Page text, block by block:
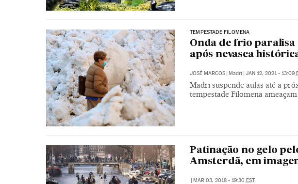
TEMPESTADE FILOMENA
Onda de frio paralisa
após nevasca
JOSÉ MARCOS Madri JAN 12, 2021 - 13:09
Madri suspende aulas até a
tempestade Filomena
Patinação no gelo
Amsterdã, em
| MAR 03, 2018 - 19:30 EST